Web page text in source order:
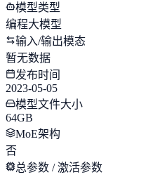
模型类型
编程大模型
输入/输出模态
暂无数据
发布时间
2023-05-05
模型文件大小
64GB
MoE架构
否
总参数 / 激活参数